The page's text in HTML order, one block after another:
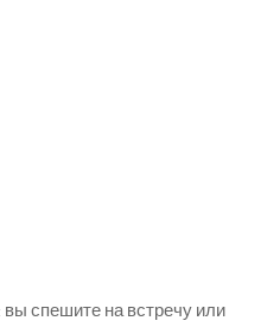
спешите на встречу или